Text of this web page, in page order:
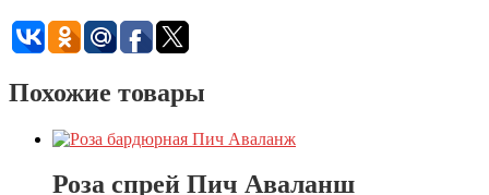
Похожие товары
Роза спрей Пич Аваланш